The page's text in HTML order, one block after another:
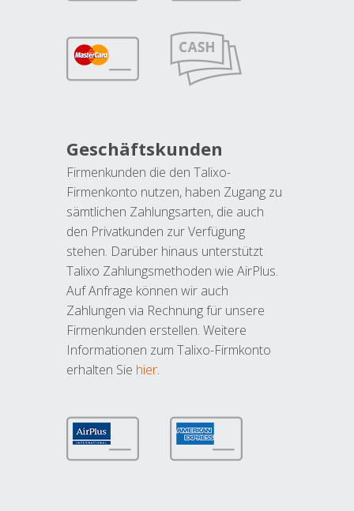
Geschäftskunden
Firmenkunden die den Talixo-
Firmenkonto nutzen, haben Zugang zu
sämtlichen Zahlungsarten, die auch
den Privatkunden zur Verfügung
stehen. Darüber hinaus unterstützt
Talixo Zahlungsmethoden wie AirPlus.
Auf Anfrage können wir auch
Zahlungen via Rechnung für unsere
Firmenkunden erstellen. Weitere
Informationen zum Talixo-Firmkonto
erhalten Sie hier.